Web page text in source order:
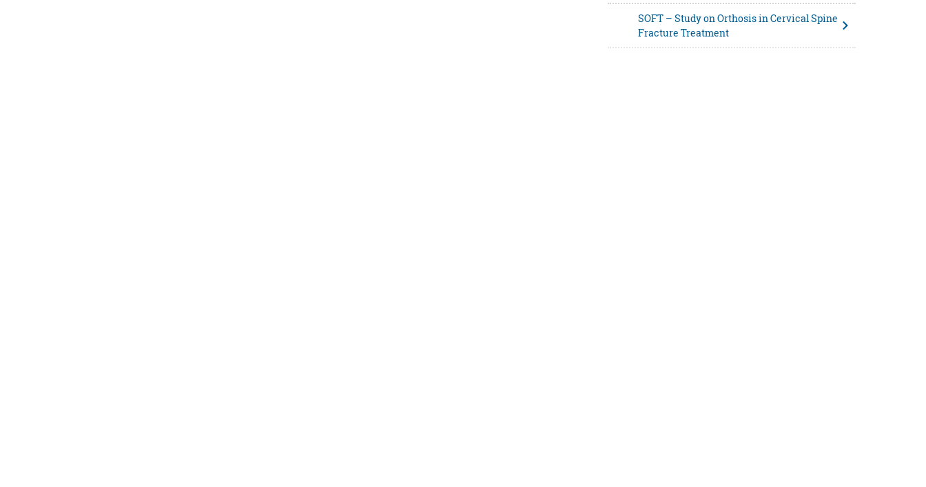
SOFT – Study on Orthosis in Cervical Spine
Fracture Treatment